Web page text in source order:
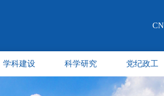
CN
学科建设 科学研究 党纪政工